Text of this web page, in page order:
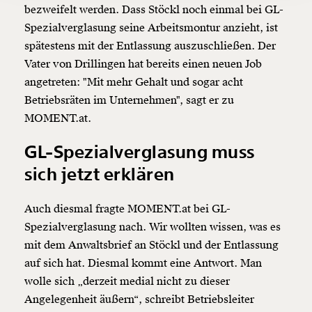
Du erhältst eine E-Mail mit deiner
Geschenkurkunde im PDF-Format, welche Du
ausdrucken oder weiterleiten und verschenken
kannst.
Weiter
bezweifelt werden. Dass Stöckl noch einmal bei GL-
Spezialverglasung seine Arbeitsmontur anzieht, ist
spätestens mit der Entlassung auszuschließen. Der
Vater von Drillingen hat bereits einen neuen Job
angetreten: "Mit mehr Gehalt und sogar acht
Betriebsräten im Unternehmen", sagt er zu
MOMENT.at.
GL-Spezialverglasung muss
sich jetzt erklären
Auch diesmal fragte MOMENT.at bei GL-
Spezialverglasung nach. Wir wollten wissen, was es
mit dem Anwaltsbrief an Stöckl und der Entlassung
auf sich hat. Diesmal kommt eine Antwort. Man
wolle sich „derzeit medial nicht zu dieser
Angelegenheit äußern“, schreibt Betriebsleiter